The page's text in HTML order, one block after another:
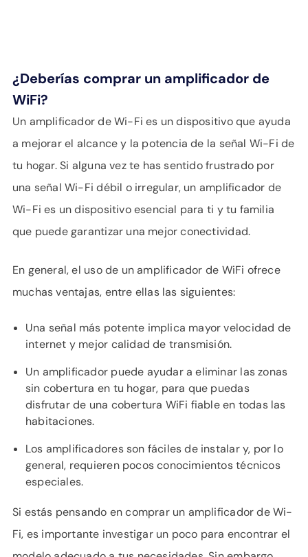
¿Deberías comprar un amplificador de
WiFi?
Un amplificador de Wi-Fi es un dispositivo que ayuda
a mejorar el alcance y la potencia de la señal Wi-Fi de
tu hogar. Si alguna vez te has sentido frustrado por
una señal Wi-Fi débil o irregular, un amplificador de
Wi-Fi es un dispositivo esencial para ti y tu familia
que puede garantizar una mejor conectividad.
En general, el uso de un amplificador de WiFi ofrece
muchas ventajas, entre ellas las siguientes:
Una señal más potente implica mayor velocidad de
internet y mejor calidad de transmisión.
Un amplificador puede ayudar a eliminar las zonas
sin cobertura en tu hogar, para que puedas
disfrutar de una cobertura WiFi fiable en todas las
habitaciones.
Los amplificadores son fáciles de instalar y, por lo
general, requieren pocos conocimientos técnicos
especiales.
Si estás pensando en comprar un amplificador de Wi-
Fi, es importante investigar un poco para encontrar el